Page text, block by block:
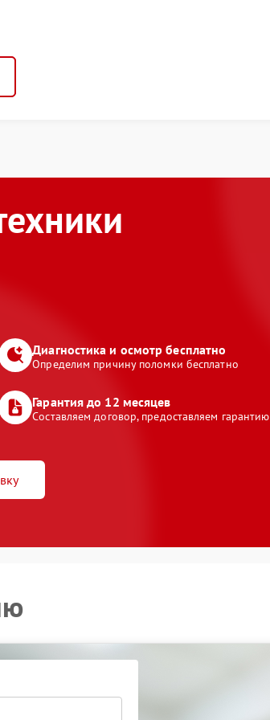
Диагностика и осмотр бесплатно
Определим причину поломки бесплатно
Гарантия до 12 месяцев
Составляем договор, предоставляем гарантию